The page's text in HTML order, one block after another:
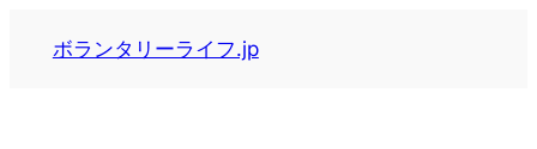
ボランタリーライフ.jp